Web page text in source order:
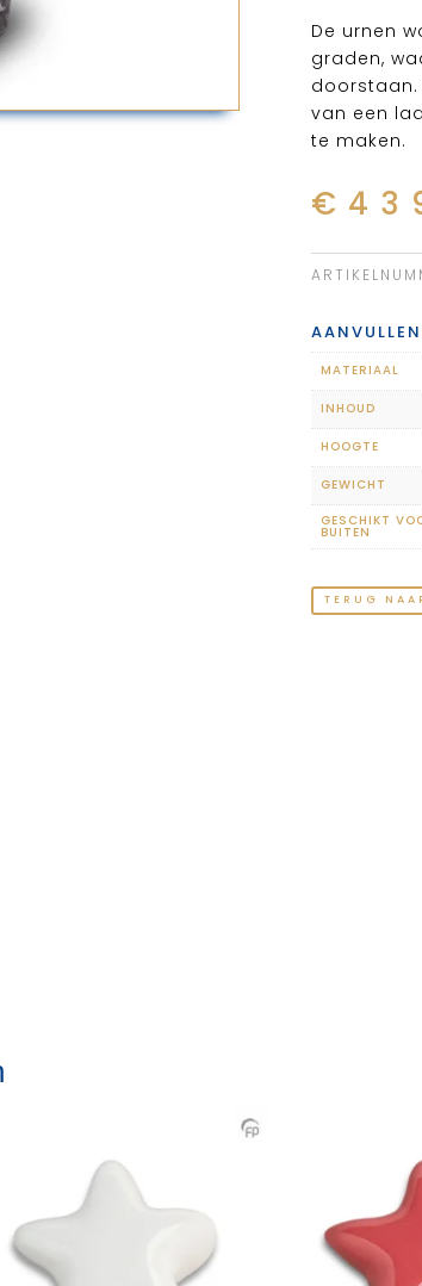
De urnen
graden,
van een
te maken.
€
MATERIAAL
INHOUD
HOOGTE
GEWICHT
GESCHIKT
BUITEN
TERUG